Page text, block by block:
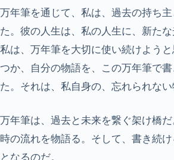
万年筆を通じて、私は、過去の持ち
た。彼の人生は、私の人生に、新たな
私は、万年筆を大切に使い続けよう
つか、自分の物語を、この万年筆で
た。それは、私自身の、忘れられない
万年筆は、過去と未来を繋ぐ架け橋だ
時の流れを物語る。そして、書き続
となるのだ。